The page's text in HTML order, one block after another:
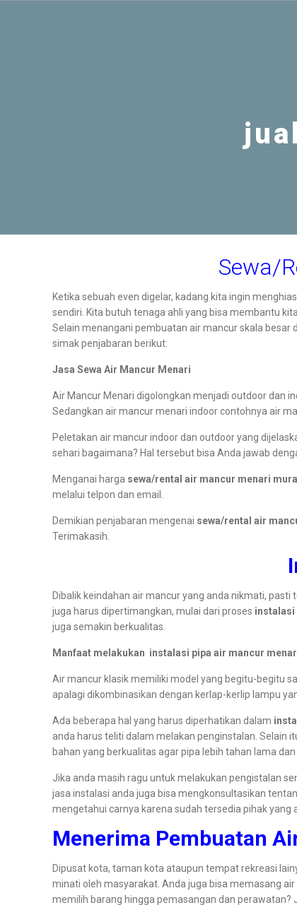
Sewa/
Ketika sebuah even digelar, kadang kita ingin
sendiri. Kita butuh tenaga ahli yang bisa membantu
Selain menangani pembuatan air mancur skala besar
simak penjabaran berikut:
Jasa Sewa Air Mancur Menari
Air Mancur Menari digolongkan menjadi outdoor dan
Sedangkan air mancur menari indoor contohnya air
Peletakan air mancur indoor dan outdoor yang
sehari bagaimana? Hal tersebut bisa Anda jawab
Menganai harga sewa/rental air mancur menari
melalui telpon dan email.
Demikian penjabaran mengenai sewa/rental air
Terimakasih.
Dibalik keindahan air mancur yang anda nikmati,
juga harus dipertimangkan, mulai dari proses instalasi
juga semakin berkualitas.
Manfaat melakukan instalasi pipa air mancur
Air mancur klasik memiliki model yang begitu-begitu
apalagi dikombinasikan dengan kerlap-kerlip lampu
Ada beberapa hal yang harus diperhatikan dalam
anda harus teliti dalam melakan penginstalan. Selain
bahan yang berkualitas agar pipa lebih tahan lama
Jika anda masih ragu untuk melakukan pengistalan
jasa instalasi anda juga bisa mengkonsultasikan
mengetahui carnya karena sudah tersedia pihak yang
Menerima Pembuatan
Dipusat kota, taman kota ataupun tempat rekreasi
minati oleh masyarakat. Anda juga bisa memasang
memilih barang hingga pemasangan dan